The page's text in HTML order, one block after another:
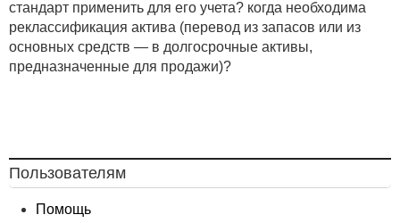
стандарт применить для его учета? когда необходима
реклассификация актива (перевод из запасов или из
основных средств — в долгосрочные активы,
предназначенные для продажи)?
Пользователям
Помощь